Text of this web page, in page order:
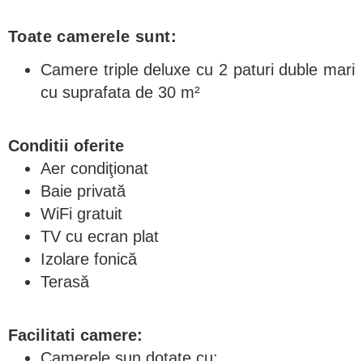
Toate camerele sunt:
Camere triple deluxe cu 2 paturi duble mari
cu suprafata de 30 m²
Conditii oferite
Aer condiţionat
Baie privată
WiFi gratuit
TV cu ecran plat
Izolare fonică
Terasă
Facilitati camere: